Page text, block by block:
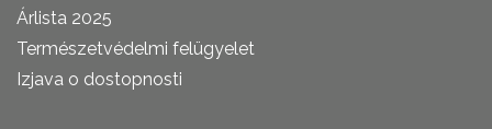
Árlista 2025
Természetvédelmi felügyelet
Izjava o dostopnosti